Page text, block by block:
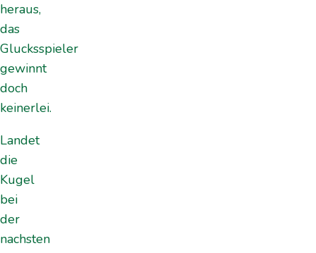
heraus,
das
Glucksspieler
gewinnt
doch
keinerlei.
Landet
die
Kugel
bei
der
nachsten